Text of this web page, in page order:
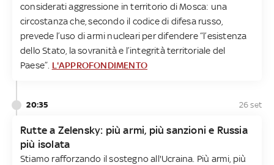
considerati aggressione in territorio di Mosca: una
circostanza che, secondo il codice di difesa russo,
prevede l’uso di armi nucleari per difendere “l’esistenza
dello Stato, la sovranità e l’integrità territoriale del
Paese”. L'APPROFONDIMENTO
20:35 26 set
Rutte a Zelensky: più armi, più sanzioni e Russia
più isolata
Stiamo rafforzando il sostegno all'Ucraina. Più armi, più